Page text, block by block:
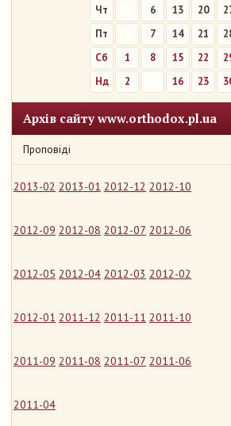
Чт
6 13 20
Пт
7 14 21
Сб
1 8 15 22
Нд
2 16 23
Архів сайту www.orthodox.pl.ua
Проповіді
2013-02 2013-01 2012-12 2012-10
2012-09 2012-08 2012-07 2012-06
2012-05 2012-04 2012-03 2012-02
2012-01 2011-12 2011-11 2011-10
2011-09 2011-08 2011-07 2011-06
2011-04